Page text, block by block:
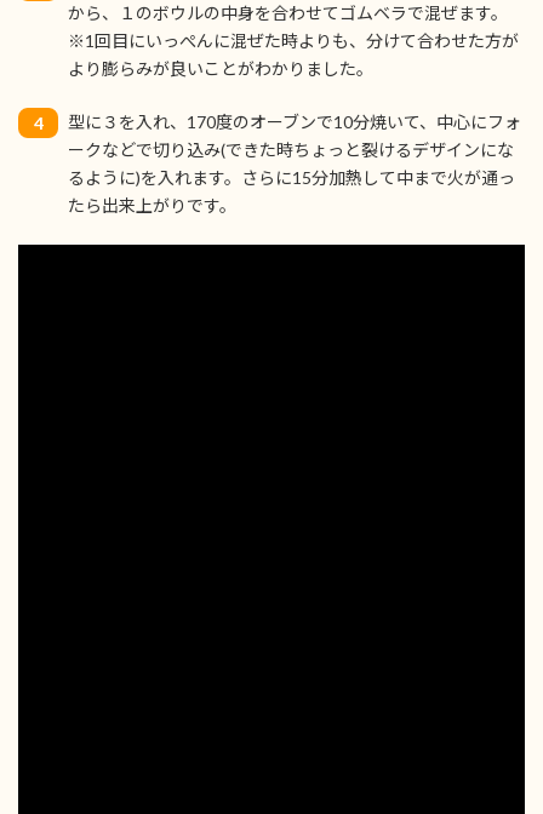
から、１のボウルの中身を合わせてゴムベラで混ぜます。
※1回目にいっぺんに混ぜた時よりも、分けて合わせた方が
より膨らみが良いことがわかりました。
4
型に３を入れ、170度のオーブンで10分焼いて、中心にフォ
ークなどで切り込み(できた時ちょっと裂けるデザインにな
るように)を入れます。さらに15分加熱して中まで火が通っ
たら出来上がりです。